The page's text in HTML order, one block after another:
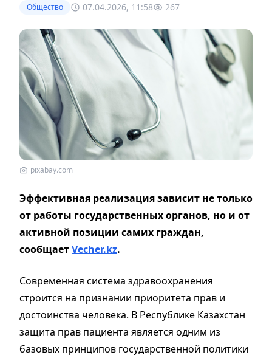
Общество 07.04.2026, 11:58 267
pixabay.com
Эффективная реализация зависит не только
от работы государственных органов, но и от
активной позиции самих граждан,
сообщаетVecher.kz.
Современная система здравоохранения
строится на признании приоритета прав и
достоинства человека. В Республике Казахстан
защита прав пациента является одним из
базовых принципов государственной политики